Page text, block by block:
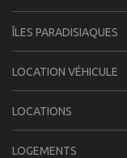
ÎLES PARADISIAQUES
LOCATION VÉHICULE
LOCATIONS
LOGEMENTS